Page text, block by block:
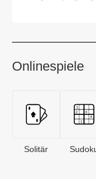
Onlinespiele
Solitär